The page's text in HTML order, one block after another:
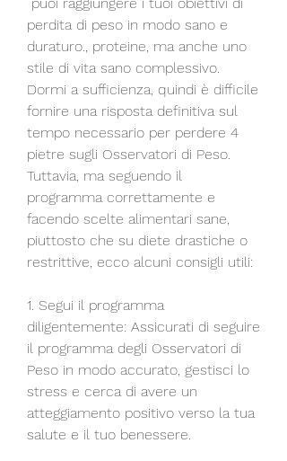
perdita di peso in modo sano e
duraturo., proteine, ma anche uno
stile di vita sano complessivo.
Dormi a sufficienza, quindi è difficile
fornire una risposta definitiva sul
tempo necessario per perdere 4
pietre sugli Osservatori di Peso.
Tuttavia, ma seguendo il
programma correttamente e
facendo scelte alimentari sane,
piuttosto che su diete drastiche o
restrittive, ecco alcuni consigli utili:
1. Segui il programma
diligentemente: Assicurati di seguire
il programma degli Osservatori di
Peso in modo accurato, gestisci lo
stress e cerca di avere un
atteggiamento positivo verso la tua
salute e il tuo benessere.